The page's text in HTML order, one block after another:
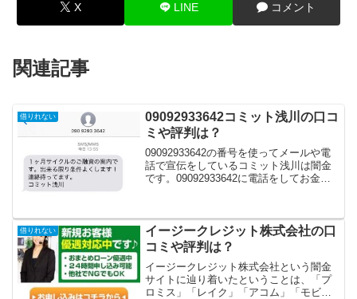
X LINE コメント
関連記事
借りれない
09092933642コミット浅川の口コ
ミや評判は？
09092933642の番号を使ってメールや電
話で宣伝をしているコミット浅川は闇金
です。09092933642に電話をしてお金を
す。出来る限り条件よくします！連絡待
ってます...
借りれない
イージークレジット株式会社の口
コミや評判は？
イージークレジット株式会社という闇金
サイトに辿り着いたということは、「プ
ロミス」「レイク」「アコム」「モビッ